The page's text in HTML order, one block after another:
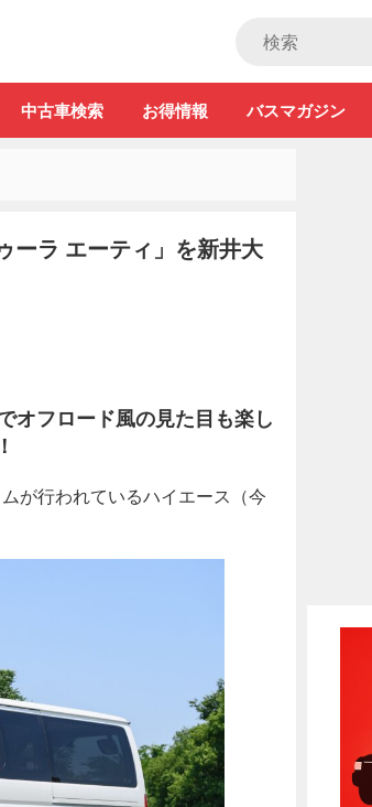
中古車検索 お得情報 バスマガジン
ーラ エーティ」を新井大
オフロード風の見た目も楽し
が行われているハイエース（今